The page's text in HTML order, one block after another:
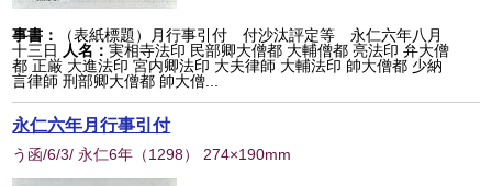
事書：
（表紙標題）月行事引付 付沙汰評定等 永仁六年八月
十三日 人名：実相寺法印 民部卿大僧都 大輔僧都 亮法印 弁大僧
都 正厳 大進法印 宮内卿法印 大夫律師 大輔法印 帥大僧都 少納
言律師 刑部卿大僧都 帥大僧...
永仁六年月行事引付
う函/6/3/ 永仁6年 （1298） 274×190mm